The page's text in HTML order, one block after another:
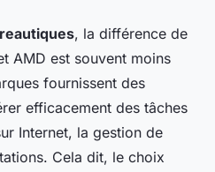
, la différence de
AMD est souvent moins
fournissent des
efficacement des tâches
Internet, la gestion de
Cela dit, le choix